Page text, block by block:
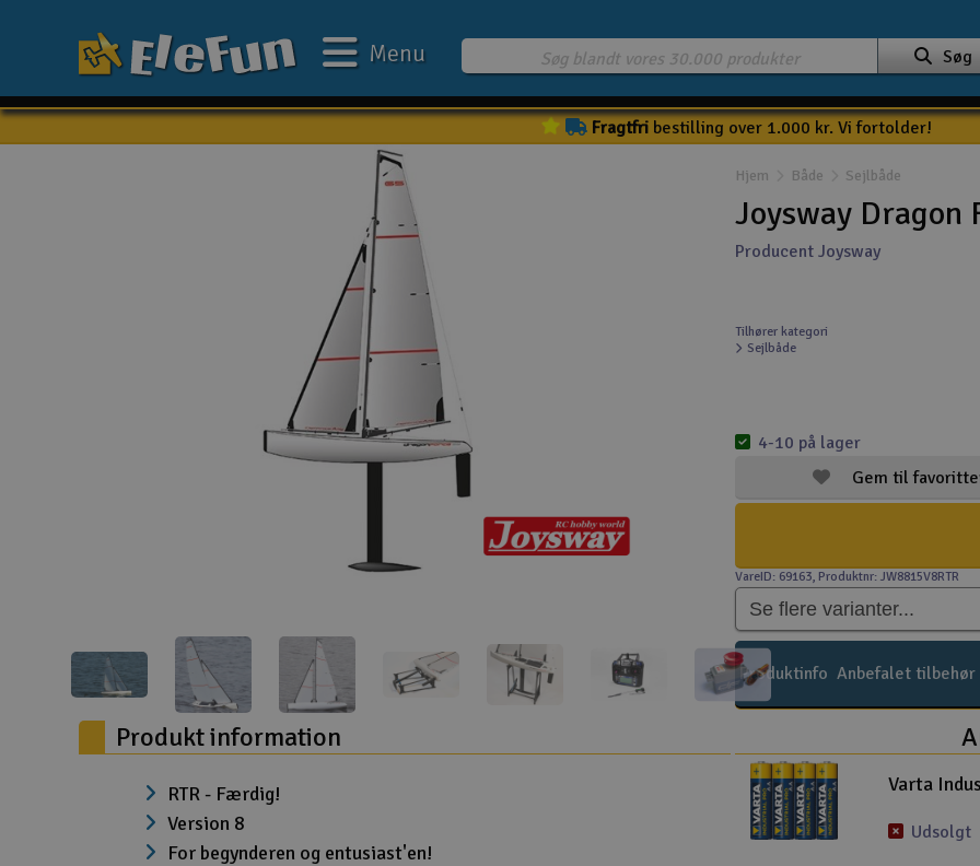
Kameraudstyr
Modelbygg og byggesæt
Modeljernbane
Motor & tilbehør
Outlet
Søg
Menu
Fragtfribestilling over 1.000 kr. Vi fortolder!
Hjem Både Sejlbåde
Joysway Dragon
Producent Joysway
Tilhører kategori
Sejlbåde
Gem til
4-10 på lager
VareID: 69163, Produktnr: JW8815V8RTR
Produktinfo Anbefalet tilbehør
Produkt information
RTR - Færdig!
Version 8
For begynderen og entusiast'en!
Varta
Udsolgt